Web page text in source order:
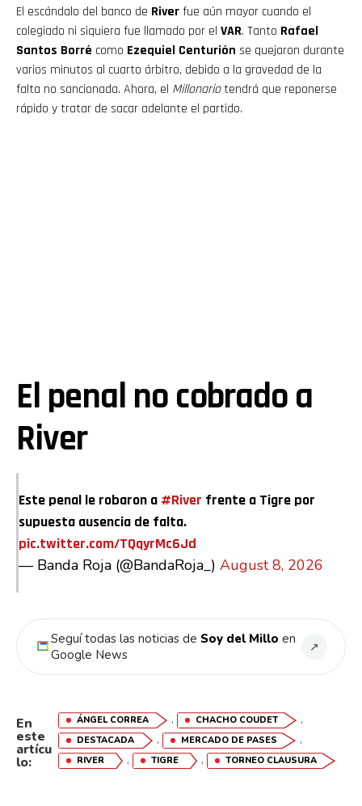
El escándalo del banco de Riverfue aún mayor cuando el
colegiado ni siquiera fue llamado por el VAR. Tanto Rafael
Santos Borré como Ezequiel Centurión se quejaron durante
varios minutos al cuarto árbitro, debido a la gravedad de la
falta no sancionada. Ahora, el Millonariotendrá que reponerse
rápido y tratar de sacar adelante el partido.
El penal no cobrado a
River
Este penal le robaron a #River frente a Tigre por
supuesta ausencia de falta.
pic.twitter.com/TQqyrMc6Jd
— Banda Roja (@BandaRoja_) August 8, 2026
Seguí todas las noticias de Soy del Millo en
Google News
↗
En
este
artícu
lo:
ÁNGEL CORREA , CHACHO COUDET ,
DESTACADA , MERCADO DE PASES ,
RIVER , TIGRE , TORNEO CLAUSURA